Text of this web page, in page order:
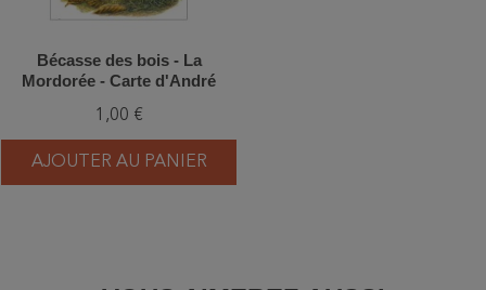
Bécasse des bois - La
Mordorée - Carte d'André
1,00 €
AJOUTER AU PANIER